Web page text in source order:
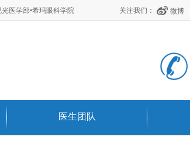
医学部•希玛眼科学院 关注我们： 微博
医生团队